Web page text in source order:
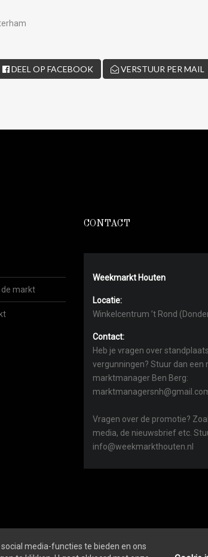
DEEL OP FACEBOOK VERSTUUR PER MAIL
de markt
CONTACT
Weekmarkt Houten
Locatie:
Winkelcentrum ’t Rond
Contact:
Heb je vragen over
vergunningen? Stuur dan een
marktmanager Ben Berg:
Vragen over de promotie?
media, de nieuwsbrief etc.
info@weekmarkthouten.nl
media-functies te bieden en ons